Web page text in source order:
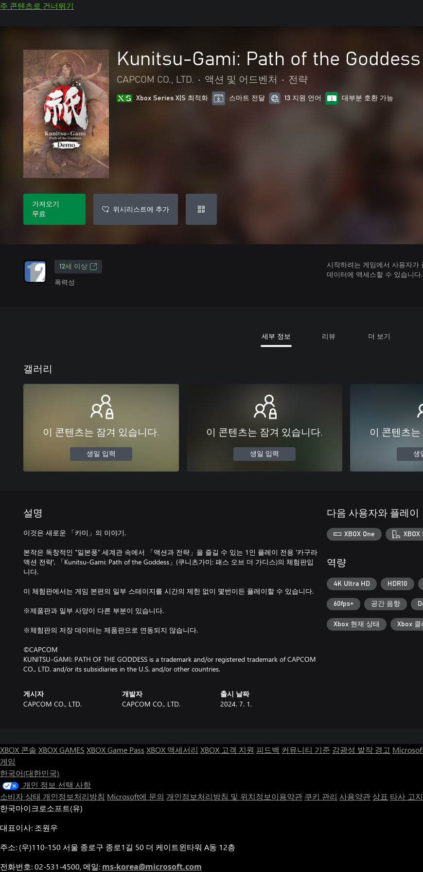
주 콘텐츠로 건너뛰기
Kunitsu-Gami: Path of the
CAPCOM CO., LTD. • 액션 및 어드벤처 • 전략
Xbox Series X|S 최적화 스마트 전달 13 지원 언어 대부분 호환 가능
가져오기
무료
위시리스트에 추가
12세 이상
폭력성
시작하려는 게임에서 사용자가
데이터에 액세스할 수 있습니다.
세부 정보 리뷰 더 보기
갤러리
이 콘텐츠는 잠겨 있습니다.
생일 입력
이 콘텐츠는 잠겨 있습니다.
생일 입력
이 콘텐츠
생
설명
이것은 새로운 「카미」의 이야기.
본작은 독창적인 ”일본풍” 세계관 속에서 「액션과 전략」을 즐길 수 있는 1인 플레이 전용 '카구라
액션 전략', 「Kunitsu-Gami: Path of the Goddess」(쿠니츠가미: 패스 오브 더 가디스)의 체험판입
니다.
이 체험판에서는 게임 본편의 일부 스테이지를 시간의 제한 없이 몇번이든 플레이할 수 있습니다.
※제품판과 일부 사양이 다른 부분이 있습니다.
※체험판의 저장 데이터는 제품판으로 연동되지 않습니다.
©CAPCOM
KUNITSU-GAMI: PATH OF THE GODDESS is a trademark and/or registered trademark of CAPCOM
CO., LTD. and/or its subsidiaries in the U.S. and/or other countries.
게시자
CAPCOM CO., LTD.
개발자
CAPCOM CO., LTD.
출시 날짜
2024. 7. 1.
다음 사용자와 플레이
XBOX One XBOX
역량
4K Ultra HD HDR10
60fps+ 공간 음향
Xbox 현재 상태 Xbox 클
XBOX 콘솔 XBOX GAMES XBOX Game Pass XBOX 액세서리 XBOX 고객 지원 피드백 커뮤니티 기준 감광성 발작 경고
게임
한국어(대한민국)
개인 정보 선택 사항
소비자 상태 개인정보처리방침 Microsoft에 문의 개인정보처리방침 및 위치정보이용약관 쿠키 관리 사용약관 상표 타사 고
한국마이크로소프트(유)
대표이사: 조원우
주소: (우)110-150 서울 종로구 종로1길 50 더 케이트윈타워 A동 12층
전화번호: 02-531-4500, 메일: ms-korea@microsoft.com